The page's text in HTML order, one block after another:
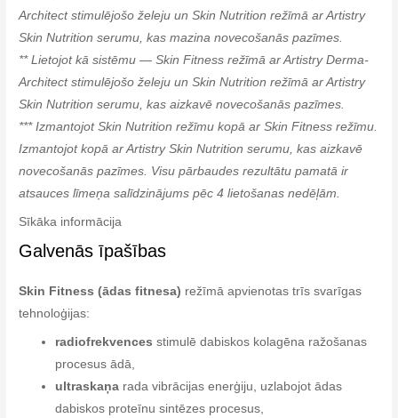
Architect stimulējošo želeju un Skin Nutrition režīmā ar Artistry
Skin Nutrition serumu, kas mazina novecošanās pazīmes.
** Lietojot kā sistēmu — Skin Fitness režīmā ar Artistry Derma-
Architect stimulējošo želeju un Skin Nutrition režīmā ar Artistry
Skin Nutrition serumu, kas aizkavē novecošanās pazīmes.
*** Izmantojot Skin Nutrition režīmu kopā ar Skin Fitness režīmu.
Izmantojot kopā ar Artistry Skin Nutrition serumu, kas aizkavē
novecošanās pazīmes. Visu pārbaudes rezultātu pamatā ir
atsauces līmeņa salīdzinājums pēc 4 lietošanas nedēļām.
Sīkāka informācija
Galvenās īpašības
Skin Fitness (ādas fitnesa) režīmā apvienotas trīs svarīgas
tehnoloģijas:
radiofrekvences stimulē dabiskos kolagēna ražošanas
procesus ādā,
ultraskaņa rada vibrācijas enerģiju, uzlabojot ādas
dabiskos proteīnu sintēzes procesus,